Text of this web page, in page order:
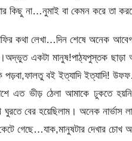
কিছু না…নুমাই বা কেমন করে তা
কথা লেখা…দিন শেষে অনেক
একটা মানুষ!পাঠ্যপুস্তক
পড়বা,ফালতু বই ইত্যাদি ইত্যাদি!
এত ভীড় ঠেলা আমাকে ঢুকতে
ঘুরতে বের হয়েছিলাম। অনেক
গেছে…যাক,মানুষটার দেখার চোখ